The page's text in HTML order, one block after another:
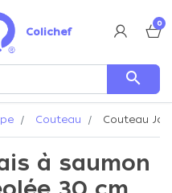
Colichef
0
search
Couteau Couteau
à saumon